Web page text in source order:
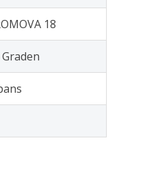
18
Graden